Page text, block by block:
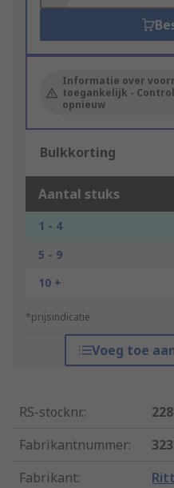
Informatie over
toegankelijk -
opnieuw
Bulkkorting
Aantal stuks
1 - 4
5 - 9
10 +
*prijsindicatie
Voeg toe
RS-stocknr.:
Fabrikantnummer:
Fabrikant: